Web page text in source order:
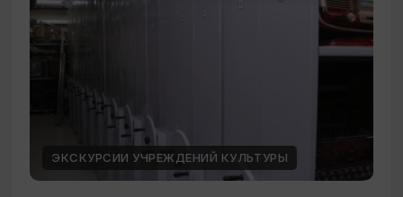
ЭКСКУРСИИ УЧРЕЖДЕНИЙ КУЛЬТУРЫ